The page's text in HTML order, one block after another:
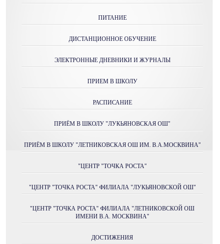
ПИТАНИЕ
ДИСТАНЦИОННОЕ ОБУЧЕНИЕ
ЭЛЕКТРОННЫЕ ДНЕВНИКИ И ЖУРНАЛЫ
ПРИЕМ В ШКОЛУ
РАСПИСАНИЕ
ПРИЁМ В ШКОЛУ "ЛУКЬЯНОВСКАЯ ОШ"
ПРИЁМ В ШКОЛУ "ЛЕТНИКОВСКАЯ ОШ ИМ. В.А.МОСКВИНА"
"ЦЕНТР "ТОЧКА РОСТА"
"ЦЕНТР "ТОЧКА РОСТА" ФИЛИАЛА "ЛУКЬЯНОВСКОЙ ОШ"
"ЦЕНТР "ТОЧКА РОСТА" ФИЛИАЛА "ЛЕТНИКОВСКОЙ ОШ
ИМЕНИ В.А. МОСКВИНА"
ДОСТИЖЕНИЯ